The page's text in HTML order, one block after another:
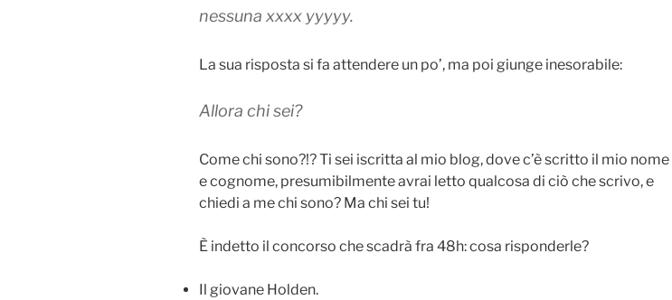
nessuna xxxx yyyyy.
La sua risposta si fa attendere un po’, ma poi giunge inesorabile:
Allora chi sei?
Come chi sono?!? Ti sei iscritta al mio blog, dove c’è scritto il mio nome
e cognome, presumibilmente avrai letto qualcosa di ciò che scrivo, e
chiedi a me chi sono? Ma chi sei tu!
È indetto il concorso che scadrà fra 48h: cosa risponderle?
Il giovane Holden.